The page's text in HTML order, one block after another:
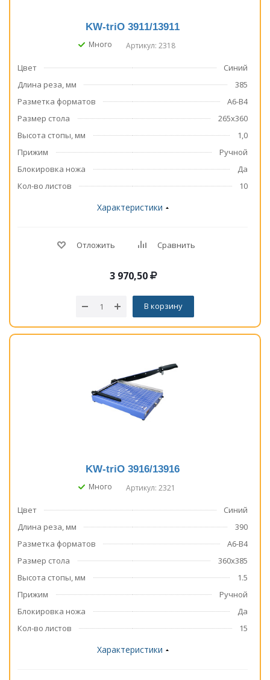
KW-triO 3911/13911
Много Артикул: 2318
Цвет
Синий
Длина реза, мм
385
Разметка форматов
А6-В4
Размер стола
265x360
Высота стопы, мм
1,0
Прижим
Ручной
Блокировка ножа
Да
Кол-во листов
10
Характеристики
Отложить Сравнить
3 970,50
В корзину
KW-triO 3916/13916
Много Артикул: 2321
Цвет
Синий
Длина реза, мм
390
Разметка форматов
А6-В4
Размер стола
360x385
Высота стопы, мм
1.5
Прижим
Ручной
Блокировка ножа
Да
Кол-во листов
15
Характеристики